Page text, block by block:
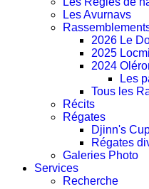
Les Avurnavs
2026 Le
2025
2024
Les
Tous les
Récits
Régates
Djinn's
Régates
Galeries Photo
Services
Recherche